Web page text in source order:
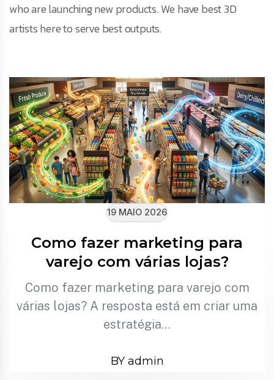
who are launching new products. We have best 3D
artists here to serve best outputs.
19 MAIO 2026
Como fazer marketing para
varejo com várias lojas?
Como fazer marketing para varejo com
várias lojas? A resposta está em criar uma
estratégia…
BY admin